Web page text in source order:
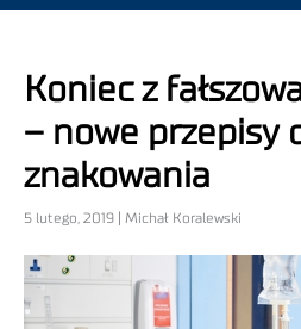
Koniec z
– nowe przepisy
znakowania
5 lutego, 2019 | Michał Koralewski